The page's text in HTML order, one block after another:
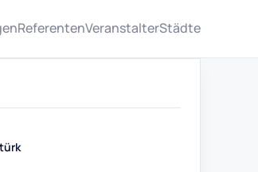
ReferentenVeranstalterStädte